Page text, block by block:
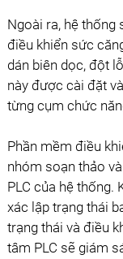
Ngoài ra, hệ thống
điều khiển sức
dán biên dọc, đột
này được cài đặt
từng cụm chức
Phần mềm điều
nhóm soạn thảo
PLC của hệ thống.
xác lập trạng thái
trạng thái và điều
tâm PLC sẽ giám